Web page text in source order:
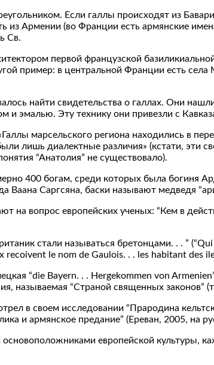
Если галлы происходят из
из Армении (во Франции есть армянские
Св.
первой французской
в центральной Франции есть села
найти свидетельства о галлах. Они
и эмалью. Эту технику они привезли с
марсельского региона находились в
лишь диалектные различия» (кстати, эти
“Анатолия” не существовало).
400 богам, среди которых была богиня
Ваана Саргсяна, баски называют медведя
на вопрос европейских ученых: “Кем в
стали называться бретонцами. . . ”
le nom de Gaulois. . . les habitant des
“die Bayern. . . Hergekommen von
называемая “Страной священных законов”
в своем исследовании “Прародина
и армянское предание” (Ереван, 2005, на
европейской культуры,